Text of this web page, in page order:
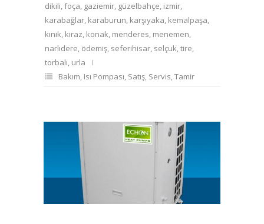
dikili,foça, gaziemir, güzelbahçe, izmir,
karabağlar, karaburun, karşıyaka, kemalpaşa,
kınık, kiraz, konak, menderes, menemen,
narlıdere, ödemiş, seferihisar, selçuk,tire,
torbalı, urla
Bakım, Isı Pompası, Satış, Servis,Tamir